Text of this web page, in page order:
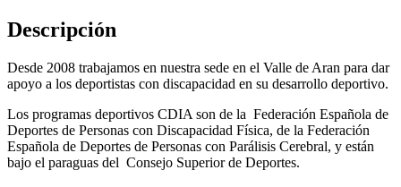
Descripción
Desde 2008 trabajamos en nuestra sede en el Valle de Aran para dar
apoyo a los deportistas con discapacidad en su desarrollo deportivo.
Los programas deportivos CDIA son de la Federación Española de
Deportes de Personas con Discapacidad Física, de la Federación
Española de Deportes de Personas con Parálisis Cerebral, y están
bajo el paraguas del Consejo Superior de Deportes.